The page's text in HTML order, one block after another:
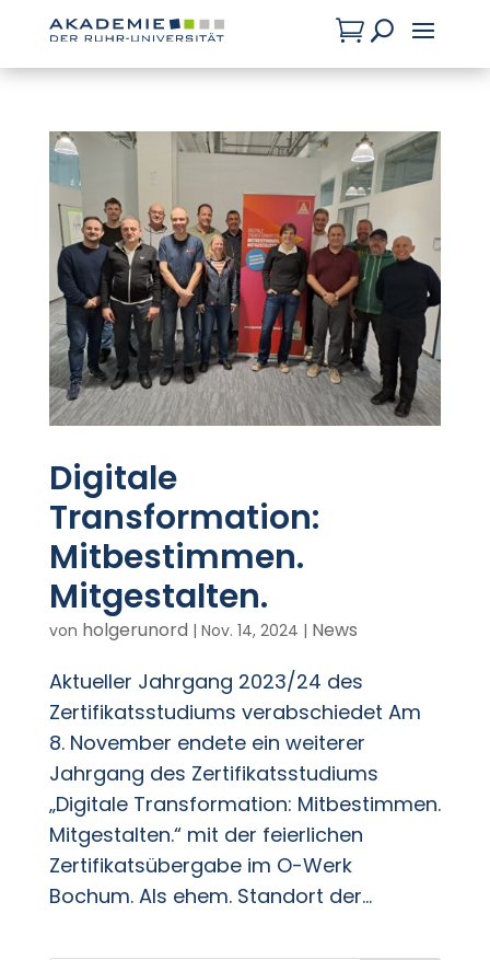
U

Digitale
Transformation:
Mitbestimmen.
Mitgestalten.
von holgerunord | Nov. 14, 2024 | News
Aktueller Jahrgang 2023/24 des
Zertifikatsstudiums verabschiedet Am
8. November endete ein weiterer
Jahrgang des Zertifikatsstudiums
„Digitale Transformation: Mitbestimmen.
Mitgestalten.“ mit der feierlichen
Zertifikatsübergabe im O-Werk
Bochum. Als ehem. Standort der...